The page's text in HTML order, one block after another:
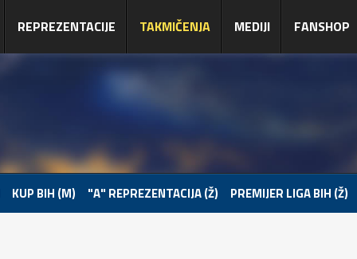
REPREZENTACIJE TAKMIČENJA MEDIJI FANSHOP
KUP BIH (M) "A" REPREZENTACIJA (Ž) PREMIJER LIGA BIH (Ž)